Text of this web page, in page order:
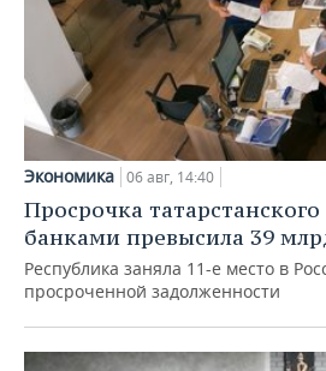
Экономика 06 авг, 14:40
Просрочка
банками превысила 39
Республика заняла 11-е место в
просроченной задолженности